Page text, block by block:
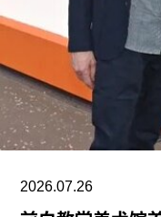
史博物馆如何因意
产》的报告。指示
于美国历史准确信
具体说明其认可的
该行政令还指责博
部长“在由国家公
他公共场所设置临
2026.07.26